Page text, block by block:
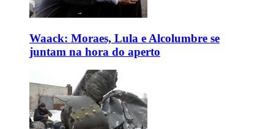
Waack: Moraes, Lula e Alcolumbre se
juntam na hora do aperto